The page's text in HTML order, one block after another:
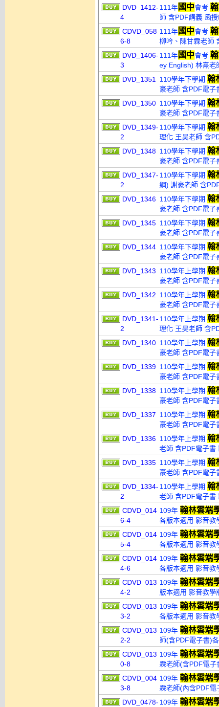
DVD_1412-
4
111年國中會考
師 含PDF講義 函
CDVD_058
6-8
111年國中會考
柳吟、陳甘霖老師
DVD_1406-
3
111年國中會考
ey English) 林熹老
DVD_1351
110學年下學期 翰
豪老師 含PDF電子
DVD_1350 110學年下學期 翰
豪老師 含PDF電子
DVD_1349-
2
110學年下學期 翰
理化 王昊老師 含
DVD_1348 110學年下學期 翰
豪老師 含PDF電子
DVD_1347-
2
110學年下學期 翰
綱) 謝豪老師 含
DVD_1346 110學年下學期 翰
豪老師 含PDF電子
DVD_1345 110學年下學期 翰
豪老師 含PDF電子
DVD_1344 110學年下學期 翰
豪老師 含PDF電子
DVD_1343 110學年上學期 翰
豪老師 含PDF電子
DVD_1342 110學年上學期 翰
豪老師 含PDF電子
DVD_1341-
2
110學年上學期 翰
理化 王昊老師 含
DVD_1340 110學年上學期 翰
豪老師 含PDF電子
DVD_1339 110學年上學期 翰
豪老師 含PDF電子
DVD_1338 110學年上學期 翰
豪老師 含PDF電子
DVD_1337 110學年上學期 翰
豪老師 含PDF電子
DVD_1336 110學年上學期 翰
老師 含PDF電子書
DVD_1335 110學年上學期 翰
豪老師 含PDF電子
DVD_1334-
2
110學年上學期 翰
老師 含PDF電子書
CDVD_014
6-4
109年 翰林雲端
各版本適用 影音教
CDVD_014
5-4
109年 翰林雲端
各版本適用 影音教
CDVD_014
4-6
109年 翰林雲端
各版本適用 影音教
CDVD_013
4-2
109年 翰林雲端
版本適用 影音教學
CDVD_013
3-2
109年 翰林雲端
各版本適用 影音教
CDVD_013
2-2
109年 翰林雲端
師(含PDF電子書)
CDVD_013
0-8
109年 翰林雲端
霖老師(含PDF電
CDVD_004
3-8
109年 翰林雲端
霖老師(內含PDF
DVD_0478- 109年 翰林雲端